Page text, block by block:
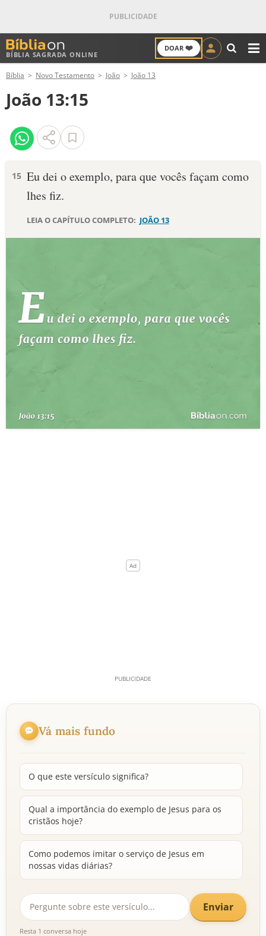
BÍBLIA SAGRADA ONLINE
DOAR ❤️
ANTIGO TESTAMENTO
NOVO TESTAMENTO
VERSÍCULOS
PALAVRA DO DIA
10 MANDAMENTOS
ESTUDOS BÍBLICOS
ESBOÇOS DE PREGAÇÃO
PERGUNTE À BÍBLIA
Bíblia Novo Testamento João João 13
João 13:15
15 Eu dei o exemplo, para que vocês façam como
lhes fiz.
LEIA O CAPÍTULO COMPLETO: JOÃO 13
Vá mais fundo
O que este versículo significa?
Qual a importância do exemplo de Jesus para os
cristãos hoje?
Como podemos imitar o serviço de Jesus em
nossas vidas diárias?
Enviar
Resta 1 conversa hoje